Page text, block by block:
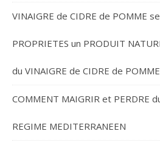
VINAIGRE de CIDRE de POMME
PROPRIETES un PRODUIT
du VINAIGRE de CIDRE de POMME
COMMENT MAIGRIR et PERDRE
REGIME MEDITERRANEEN